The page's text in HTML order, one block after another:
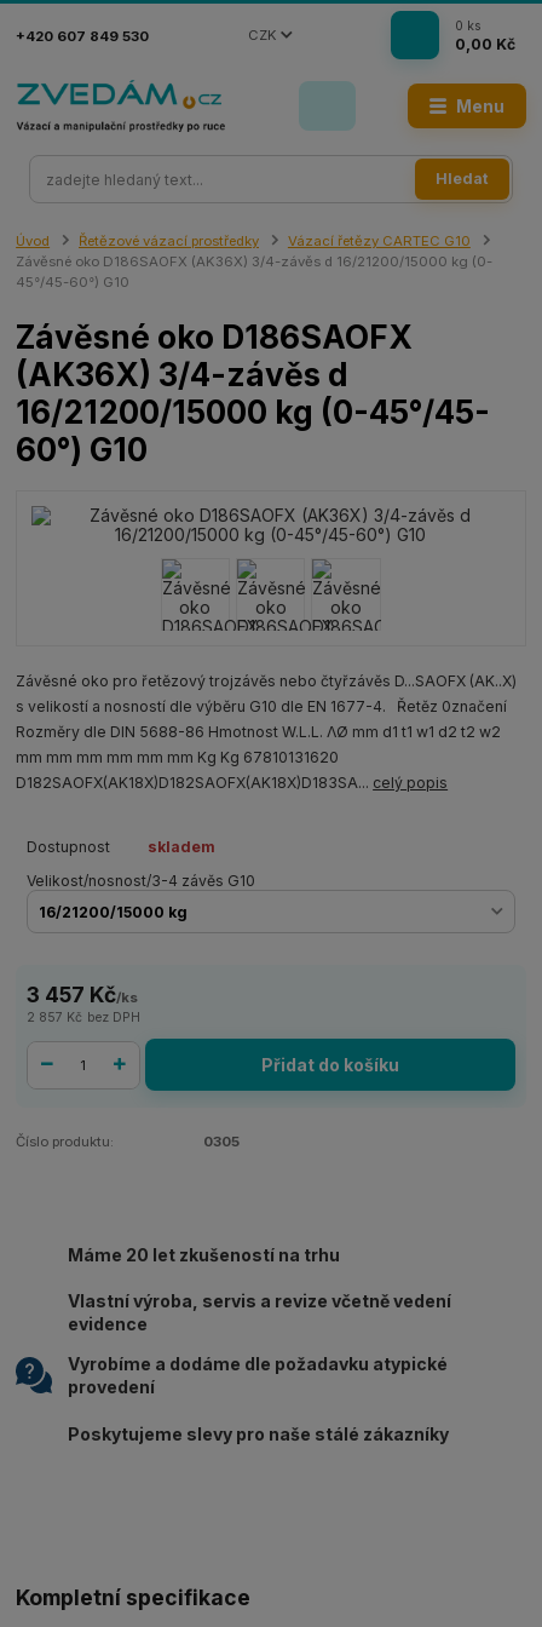
Menu
CZK
Hledat
+420 607 849 530
0 ks
0,00 Kč
Úvod Řetězové vázací prostředky
Vázací řetězy CARTEC G10
Závěsné oko D186SAOFX (AK36X) 3/4-závěs d 16/21200/15000 kg (0-
45°/45-60°) G10
Závěsné oko D186SAOFX
(AK36X) 3/4-závěs d
16/21200/15000 kg (0-45°/45-
60°) G10
Závěsné oko pro řetězový trojzávěs nebo čtyřzávěs D...SAOFX (AK..X)
s velikostí a nosností dle výběru G10 dle EN 1677-4. Řetěz 0značení
Rozměry dle DIN 5688-86 Hmotnost W.L.L. ΛØ mm d1 t1 w1 d2 t2 w2
mm mm mm mm mm mm Kg Kg 67810131620
D182SAOFX(AK18X)D182SAOFX(AK18X)D183SA... celý popis
Dostupnost
skladem
Velikost/nosnost/3-4 závěs G10
3 457 Kč/ks
2 857 Kč bez DPH
Přidat do košíku
Číslo produktu: 0305
Máme 20 let zkušeností na trhu
Vlastní výroba, servis a revize včetně vedení
evidence
Vyrobíme a dodáme dle požadavku atypické
provedení
Poskytujeme slevy pro naše stálé zákazníky
Kompletní specifikace